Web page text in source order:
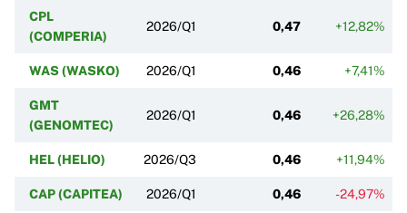
CPL
(COMPERIA)
2026/Q1 0,47 +12,82%
WAS (WASKO) 2026/Q1 0,46 +7,41%
GMT
(GENOMTEC)
2026/Q1 0,46 +26,28%
HEL (HELIO) 2026/Q3 0,46 +11,94%
CAP (CAPITEA) 2026/Q1 0,46 -24,97%